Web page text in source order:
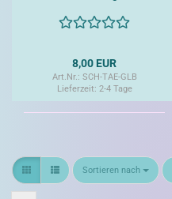
8,00 EUR
Art.Nr.: SCH-TAE-GLB
Lieferzeit: 2-4 Tage
Sortieren nach
Sortieren nach